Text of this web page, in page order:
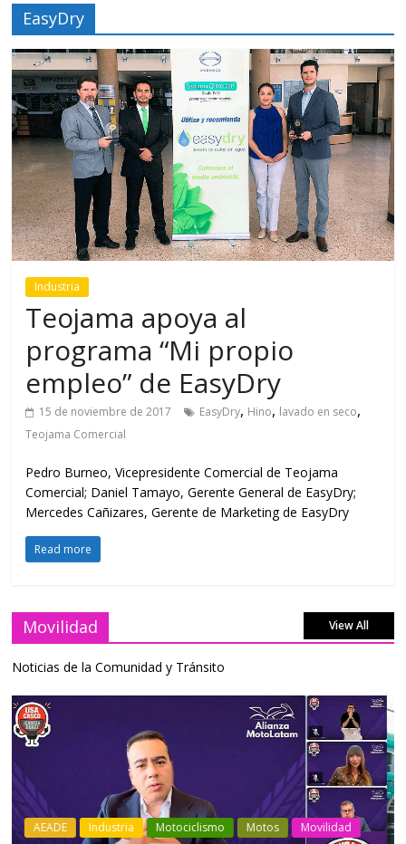
EasyDry
Industria
Teojama apoya al
programa “Mi propio
empleo” de EasyDry
15 de noviembre de 2017 EasyDry, Hino, lavado en seco,
Teojama Comercial
Pedro Burneo, Vicepresidente Comercial de Teojama
Comercial; Daniel Tamayo, Gerente General de EasyDry;
Mercedes Cañizares, Gerente de Marketing de EasyDry
Read more
Movilidad View All
Noticias de la Comunidad y Tránsito
Industria Movilidad Transporte Varios